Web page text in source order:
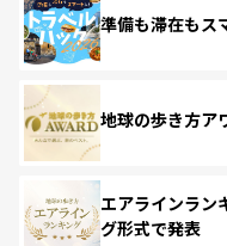
準備も滞在も
地球の歩き方ア
エアラインラ
グ形式で発表